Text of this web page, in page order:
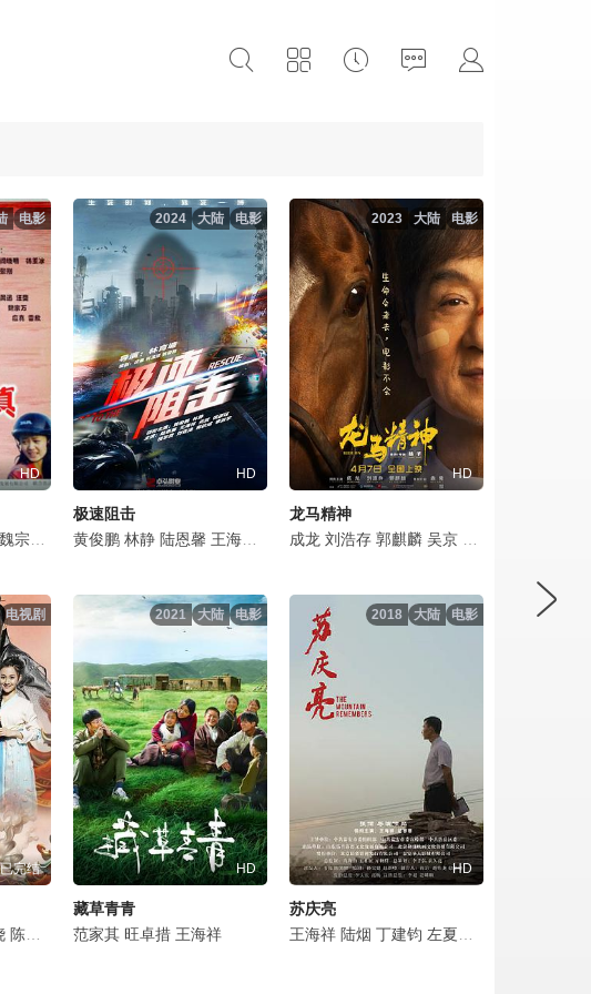
郑希怡 何建泽 高亮 梦秦
佳 梁咏妮 刘珂君 李熹子 廖语辰 严丰 陈柏融 常荻 刘天宝 喻亢 王海祥
吴映洁 黎一萱 黄文豪 周绍栋 白冰 张檬 应昊茗 王海祥 姜尘 王双
电影
HD
魏宗万 惠娟艳 马小宁 喻国煌 姜涛 倪媛媛 戴超燕 戴晓旭 张页石 郑小蕾
电影
大陆
2024
HD
极速阻击
黄俊鹏 林静 陆恩馨 王海祥 元武 侯莹珏 楼学贤 刘亚津 郭秋成
电影
大陆
2023
HD
龙马精神
成龙 刘浩存 郭麒麟 吴京
高一玮 刘冠霖 刘涛 高大伟 吕易珊 宋懿洁 褚丰铭 张艺骞 王砚辉
电视剧
已完结
陈昱霖 廖碧儿 许明虎 王海祥 徐冬梅 王艺博
电影
大陆
2021
HD
藏草青青
范家其 旺卓措 王海祥
电影
大陆
2018
HD
苏庆亮
王海祥 陆烟 丁建钧 左夏初